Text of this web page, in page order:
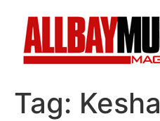
Tag: Kesha